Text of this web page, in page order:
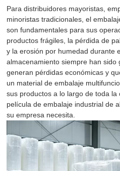
Para distribuidores mayoristas,
minoristas tradicionales, el
son fundamentales para sus
productos frágiles, la pérdida de
y la erosión por humedad durante
almacenamiento siempre han sido
generan pérdidas económicas y
un material de embalaje
sus productos a lo largo de toda la
película de embalaje industrial de
su empresa necesita.